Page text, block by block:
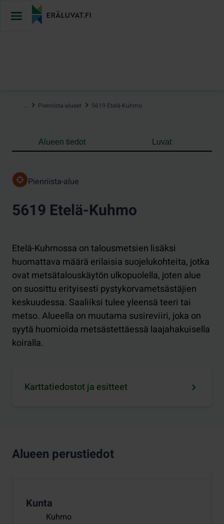
sisältöön
… Pienriista-alueet 5619 Etelä-Kuhmo
Alueen tiedot Luvat
Pienriista-alue
5619 Etelä-Kuhmo
Etelä-Kuhmossa on talousmetsien lisäksi
huomattava määrä erilaisia suojelukohteita, jotka
ovat metsätalouskäytön ulkopuolella, joten alue
on suosittu erityisesti pystykorvametsästäjien
keskuudessa. Saaliiksi tulee yleensä teeri tai
metso. Alueella on muutama susireviiri, joka on
syytä huomioida metsästettäessä laajahakuisella
koiralla.
Karttatiedostot ja esitteet
Alueen perustiedot
Kunta
Kuhmo